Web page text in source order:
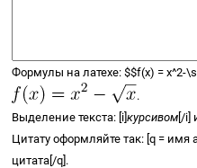
Формулы на латехе:$$f(x) =x^2-
.
Выделение текста: [i]курсивом[/i]
Цитату оформляйте так: [q = имя
цитата[/q].